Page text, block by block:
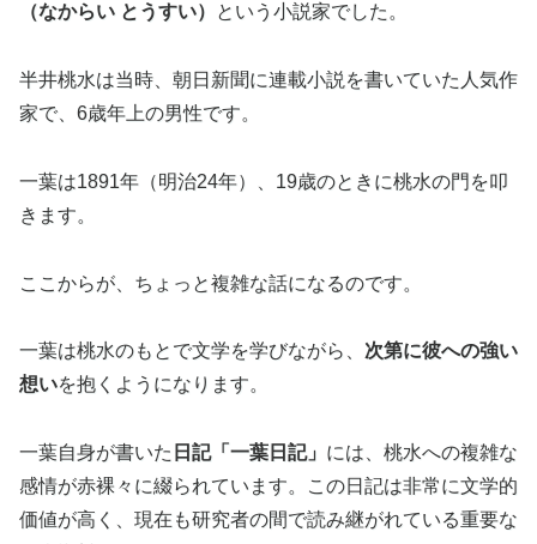
（なからい とうすい）
という小説家でした。
半井桃水は当時、朝日新聞に連載小説を書いていた人気作
家で、6歳年上の男性です。
一葉は1891年（明治24年）、19歳のときに桃水の門を叩
きます。
ここからが、ちょっと複雑な話になるのです。
一葉は桃水のもとで文学を学びながら、 次第に彼への強い
想いを抱くようになります。
一葉自身が書いた 日記「一葉日記」 には、桃水への複雑な
感情が赤裸々に綴られています。この日記は非常に文学的
価値が高く、現在も研究者の間で読み継がれている重要な